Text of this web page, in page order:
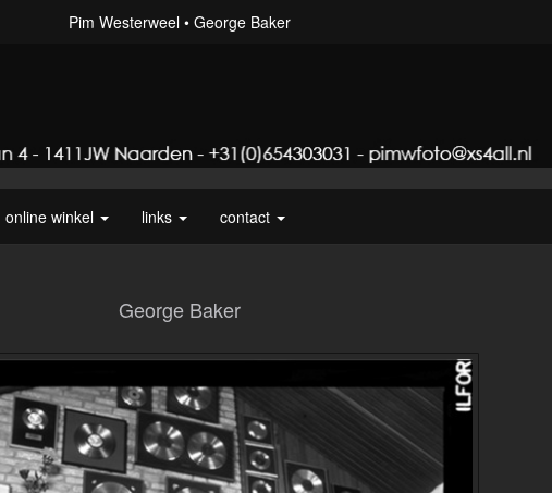
Pim Westerweel George Baker
online winkel links contact
George Baker